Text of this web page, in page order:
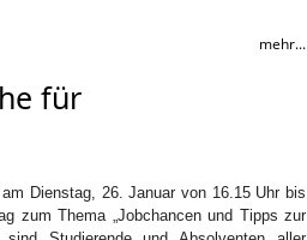
mehr...
für
Dienstag, 26. Januar von 16.15 Uhr bis
zum Thema „Jobchancen und Tipps zur